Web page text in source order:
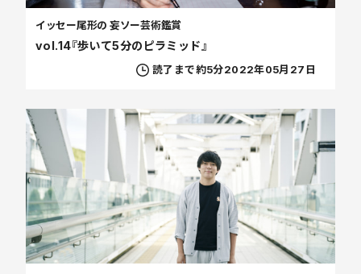
vol.14『歩いて5分のピラミッド』
イッセー尾形の 妄ソー芸術鑑賞
読了まで約5分2022年05月27日